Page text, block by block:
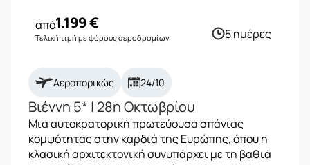
5 ημέρες
από1.199€
Τελική τιμή με φόρους αεροδρομίων
Αεροπορικώς 24/10
Βιέννη 5* | 28η Οκτωβρίου
Μια αυτοκρατορική πρωτεύουσα σπάνιας
κομψότητας στην καρδιά της Ευρώπης, όπου η
κλασική αρχιτεκτονική συνυπάρχει με τη βαθιά